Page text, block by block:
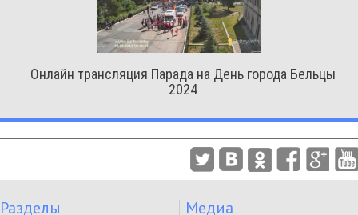
Онлайн трансляция Парада на День города Бельцы
2024
Разделы Медиа